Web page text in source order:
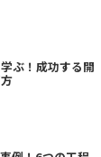
ぶ！成功する開